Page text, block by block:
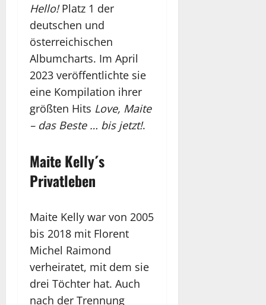
Hello!Platz 1 der
deutschen und
österreichischen
Albumcharts. Im April
2023 veröffentlichte sie
eine Kompilation ihrer
größten Hits Love, Maite
– das Beste … bis jetzt!.
Maite Kelly´s
Privatleben
Maite Kelly war von 2005
bis 2018 mit Florent
Michel Raimond
verheiratet, mit dem sie
drei Töchter hat. Auch
nach der Trennung